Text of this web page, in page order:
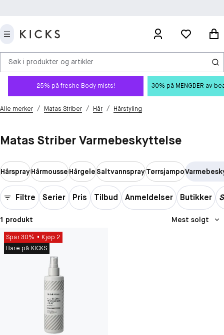
Søk i produkter og artikler
25% på freshe Body mists! 30% på MENGDER av
Alle merker / Matas Striber / Hår / Hårstyling
Matas Striber Varmebeskyttelse
HårsprayHårmousseHårgeleSaltvannsprayTørrsjampo
Filtre Serier Pris Tilbud Anmeldelser Butikker
1 produkt Mest solgt
Spar 30%
Kjøp 2
Bare på KICKS